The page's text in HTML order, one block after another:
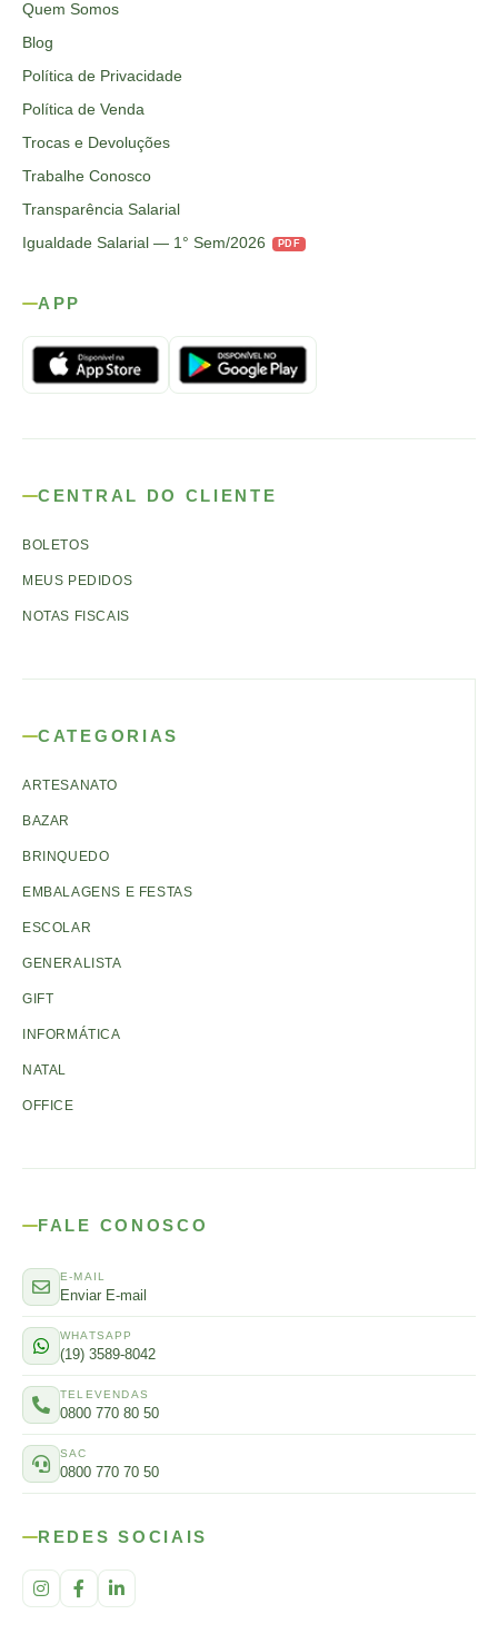
Quem Somos
Blog
Política de Privacidade
Política de Venda
Trocas e Devoluções
Trabalhe Conosco
Transparência Salarial
Igualdade Salarial — 1° Sem/2026
PDF
APP
CENTRAL DO CLIENTE
BOLETOS
MEUS PEDIDOS
NOTAS FISCAIS
CATEGORIAS
ARTESANATO
BAZAR
BRINQUEDO
EMBALAGENS E FESTAS
ESCOLAR
GENERALISTA
GIFT
INFORMÁTICA
NATAL
OFFICE
FALE CONOSCO
E-MAIL
Enviar E-mail
WHATSAPP
(19) 3589-8042
TELEVENDAS
0800 770 80 50
SAC
0800 770 70 50
REDES SOCIAIS